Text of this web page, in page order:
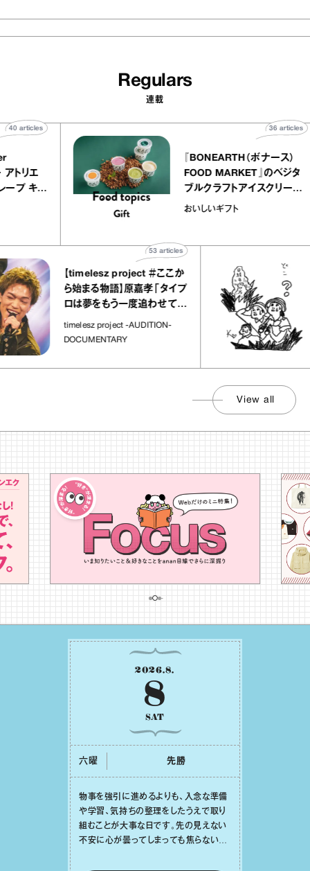
Regulars
連載
ー アトリエ
クレープ キャ
40articles
『BONEARTH（ボナース
FOOD MARKET』のベ
ブルクラフトアイスクリ
｜真野知子の「おいしい
おいしいギフト
36
【timelesz project ＃ここか
ら始まる物語】原嘉孝「タイプ
ロは夢をもう一度追わせてく
れた場所」
timelesz project -AUDITION-
DOCUMENTARY
articles
View all
2026.8.
8
SAT
六曜 先勝
物事を強引に進めるよりも、⼊念な準備
や学習、気持ちの整理をしたうえで取り
組むことが⼤事な⽇です。先の⾒えない
不安に⼼が曇ってしまっても焦らない